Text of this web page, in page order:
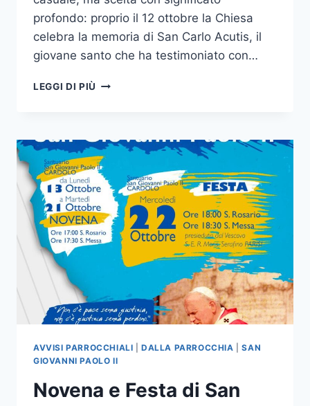
profondo: proprio il 12 ottobre la Chiesa
celebra la memoria di San Carlo Acutis, il
giovane santo che ha testimoniato con…
LEGGI DI PIÙ
AVVISI PARROCCHIALI |DALLA PARROCCHIA |SAN
GIOVANNI PAOLO II
Novena e Festa di San